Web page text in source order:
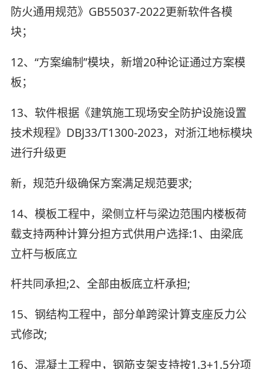
防火通用规范》GB55037-2022更新软件各模
块；
12、“方案编制”模块，新增20种论证通过方案模
板；
13、软件根据《建筑施工现场安全防护设施设置
技术规程》DBJ33/T1300-2023，对浙江地标模块
进行升级更
新，规范升级确保方案满足规范要求;
14、模板工程中，梁侧立杆与梁边范围内楼板荷
载支持两种计算分担方式供用户选择:1、由梁底
立杆与板底立
杆共同承担;2、全部由板底立杆承担;
15、钢结构工程中，部分单跨梁计算支座反力公
式修改;
16、混凝土工程中，钢筋支架支持按1.3+1.5分项